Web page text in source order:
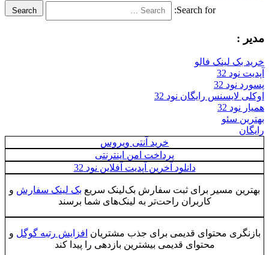
Search for:
Search
مدیر :
خرید بک لینک فالو
آپدیت نود 32
پسورد نود 32
اوکلی لایسنس رایگان نود 32
همیار نود 32
بهترین سئو
رایگان
خرید آنتی ویروس
پرداخت امن اینترنتی
دانلود آخرین آپدیت آفلاین نود 32
بهترین مسیر برای ثبت سفارش بک‌لینک سریع بک لینک سفارش و
کاربران راحت‌تر به لینک‌های شما برسند
بازنگری محتوای قدیمی برای جذب مشتریان افزایش رتبه گوگل و
محتوای قدیمی بیشترین بازدهی را پیدا کند